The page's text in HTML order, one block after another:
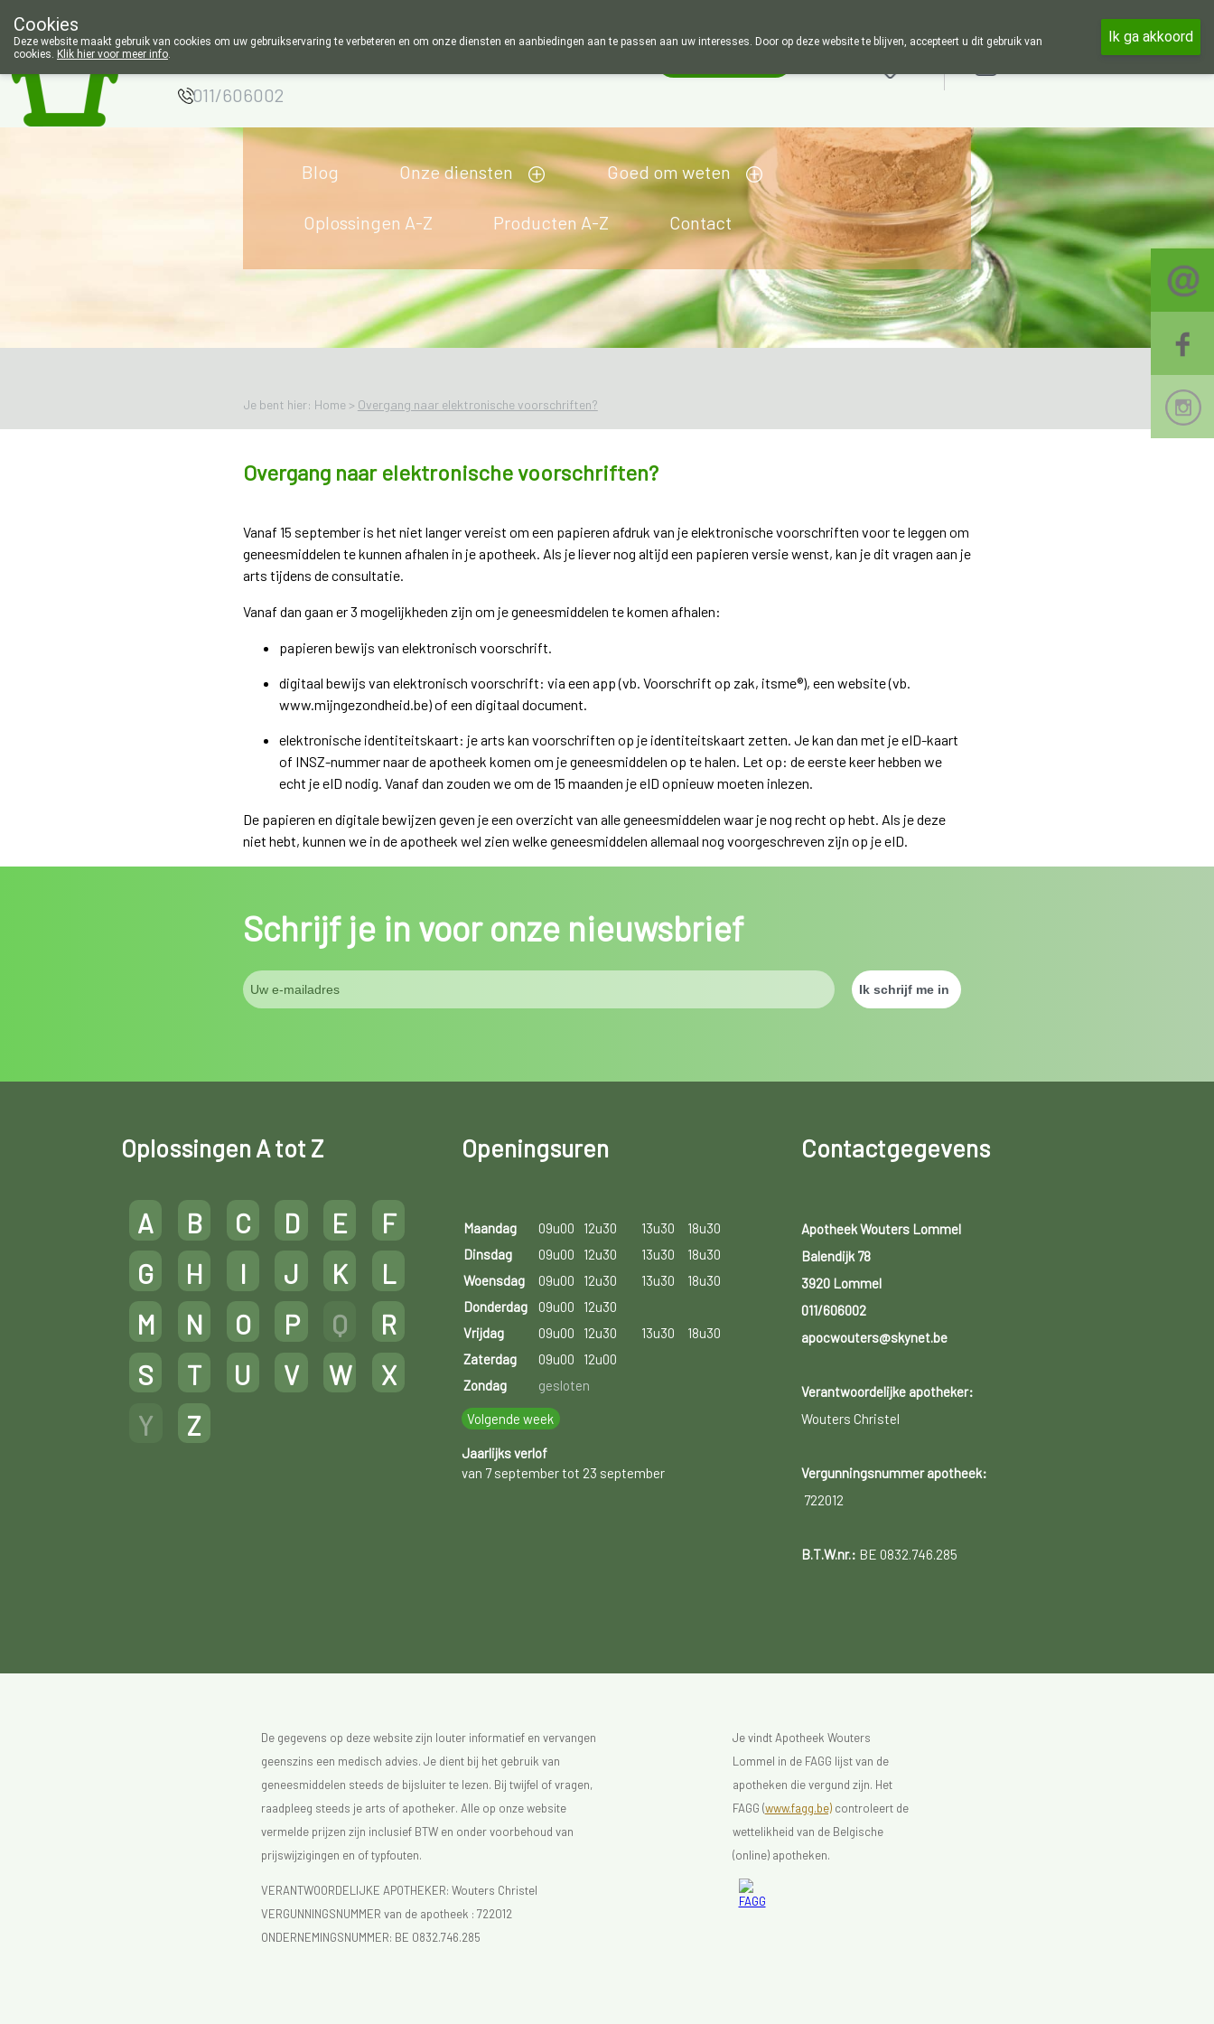
Apotheek Wouters
011/606002
Blog Onze diensten Goed om weten
Oplossingen A-Z Producten A-Z Contact
Je bent hier: Home > Overgang naar elektronische voorschriften?
Overgang naar elektronische voorschriften?
Vanaf 15 september is het niet langer vereist om een papieren afdruk van je elektronische voorschriften voor te leggen om
geneesmiddelen te kunnen afhalen in je apotheek. Als je liever nog altijd een papieren versie wenst, kan je dit vragen aan je
arts tijdens de consultatie.
Vanaf dan gaan er 3 mogelijkheden zijn om je geneesmiddelen te komen afhalen:
papieren bewijs van elektronisch voorschrift.
digitaal bewijs van elektronisch voorschrift: via een app (vb. Voorschrift op zak, itsme®), een website (vb.
www.mijngezondheid.be) of een digitaal document.
elektronische identiteitskaart: je arts kan voorschriften op je identiteitskaart zetten. Je kan dan met je eID-kaart
of INSZ-nummer naar de apotheek komen om je geneesmiddelen op te halen. Let op: de eerste keer hebben we
echt je eID nodig. Vanaf dan zouden we om de 15 maanden je eID opnieuw moeten inlezen.
De papieren en digitale bewijzen geven je een overzicht van alle geneesmiddelen waar je nog recht op hebt. Als je deze
niet hebt, kunnen we in de apotheek wel zien welke geneesmiddelen allemaal nog voorgeschreven zijn op je eID.
Schrijf je in voor onze nieuwsbrief
Oplossingen A tot Z
A B C D E
F
G
H I J K
L
M
N O P Q
R
S
T U V W
X
Y
Z
Openingsuren
Maandag 09u00 12u30 13u30
18u30
Dinsdag
09u00 12u30 13u30
18u30
Woensdag
09u00 12u30 13u30
18u30
Donderdag
09u00
12u30
Vrijdag
09u00 12u30 13u30
18u30
Zaterdag
09u00
12u00
Zondag
gesloten
Volgende week
Jaarlijks verlof
van 7 september tot 23 september
Contactgegevens
Apotheek Wouters Lommel
Balendijk 78
3920 Lommel
011/606002
apocwouters@skynet.be
Verantwoordelijke apotheker:
Wouters Christel
Vergunningsnummer apotheek:
722012
B.T.W.nr.: BE 0832.746.285
De gegevens op deze website zijn louter informatief en vervangen
geenszins een medisch advies. Je dient bij het gebruik van
geneesmiddelen steeds de bijsluiter te lezen. Bij twijfel of vragen,
raadpleeg steeds je arts of apotheker. Alle op onze website
vermelde prijzen zijn inclusief BTW en onder voorbehoud van
prijswijzigingen en of typfouten.
VERANTWOORDELIJKE APOTHEKER: Wouters Christel
VERGUNNINGSNUMMER van de apotheek : 722012
ONDERNEMINGSNUMMER: BE 0832.746.285
Je vindt Apotheek Wouters
Lommel in de FAGG lijst van de
apotheken die vergund zijn. Het
FAGG (www.fagg.be)controleert de
wettelikheid van de Belgische
(online) apotheken.
Cookies
Deze website maakt gebruik van cookies om uw gebruikservaring te verbeteren en om onze diensten en aanbiedingen aan te passen aan uw interesses. Door op deze website te blijven, accepteert u dit gebruik van
cookies. Klik hier voor meer info.
Ik ga akkoord